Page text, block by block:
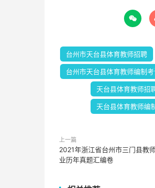

台州市天台县体育教师招聘
台州市天台县体育教师编制
天台县体育教师招
天台县体育教师编
上一篇
2021年浙江省台州市三门县教
业历年真题汇编卷